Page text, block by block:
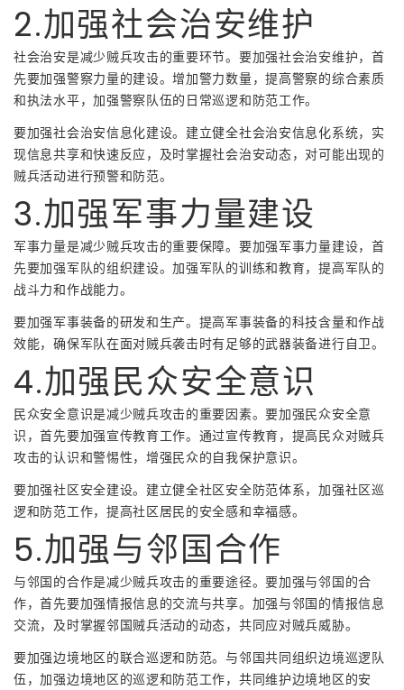
2.加强社会治安维护
社会治安是减少贼兵攻击的重要环节。要加强社会治安维护，首
先要加强警察力量的建设。增加警力数量，提高警察的综合素质
和执法水平，加强警察队伍的日常巡逻和防范工作。
要加强社会治安信息化建设。建立健全社会治安信息化系统，实
现信息共享和快速反应，及时掌握社会治安动态，对可能出现的
贼兵活动进行预警和防范。
3.加强军事力量建设
军事力量是减少贼兵攻击的重要保障。要加强军事力量建设，首
先要加强军队的组织建设。加强军队的训练和教育，提高军队的
战斗力和作战能力。
要加强军事装备的研发和生产。提高军事装备的科技含量和作战
效能，确保军队在面对贼兵袭击时有足够的武器装备进行自卫。
4.加强民众安全意识
民众安全意识是减少贼兵攻击的重要因素。要加强民众安全意
识，首先要加强宣传教育工作。通过宣传教育，提高民众对贼兵
攻击的认识和警惕性，增强民众的自我保护意识。
要加强社区安全建设。建立健全社区安全防范体系，加强社区巡
逻和防范工作，提高社区居民的安全感和幸福感。
5.加强与邻国合作
与邻国的合作是减少贼兵攻击的重要途径。要加强与邻国的合
作，首先要加强情报信息的交流与共享。加强与邻国的情报信息
交流，及时掌握邻国贼兵活动的动态，共同应对贼兵威胁。
要加强边境地区的联合巡逻和防范。与邻国共同组织边境巡逻队
伍，加强边境地区的巡逻和防范工作，共同维护边境地区的安